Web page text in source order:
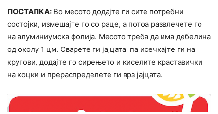
ПОСТАПКА: Во месото додајте ги сите потребни
состојки, измешајте го со раце, а потоа развлечете го
на алуминиумска фолија. Месото треба да има дебелина
од околу 1 цм. Сварете ги јајцата, па исечкајте ги на
кругови, додајте го сирењето и киселите краставички
на коцки и прераспределете ги врз јајцата.